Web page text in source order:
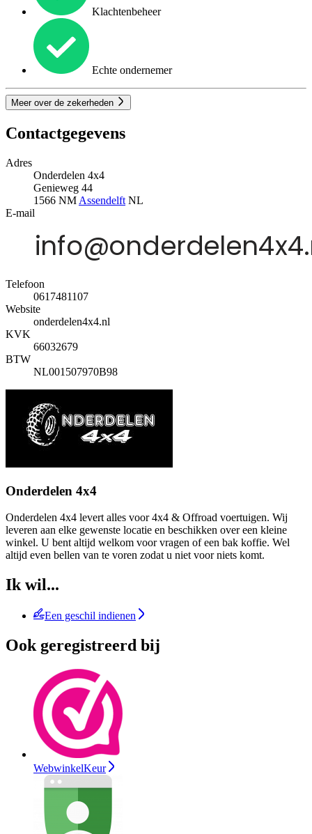
Klachtenbeheer
Echte ondernemer
Meer over de zekerheden
Contactgegevens
Adres
Onderdelen 4x4
Genieweg 44
1566 NM Assendelft NL
E-mail
Telefoon
0617481107
Website
onderdelen4x4.nl
KVK
66032679
BTW
NL001507970B98
Onderdelen 4x4
Onderdelen 4x4 levert alles voor 4x4 & Offroad voertuigen. Wij
leveren aan elke gewenste locatie en beschikken over een kleine
winkel. U bent altijd welkom voor vragen of een bak koffie. Wel
altijd even bellen van te voren zodat u niet voor niets komt.
Ik wil...
Een geschil indienen
Ook geregistreerd bij
WebwinkelKeur